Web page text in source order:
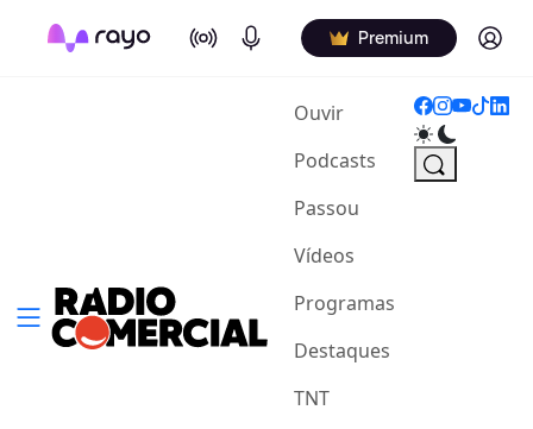
On Air Podcasts Premium Log in
Ouvir(current)
Podcasts
Passou
Vídeos
Programas
Destaques
TNT